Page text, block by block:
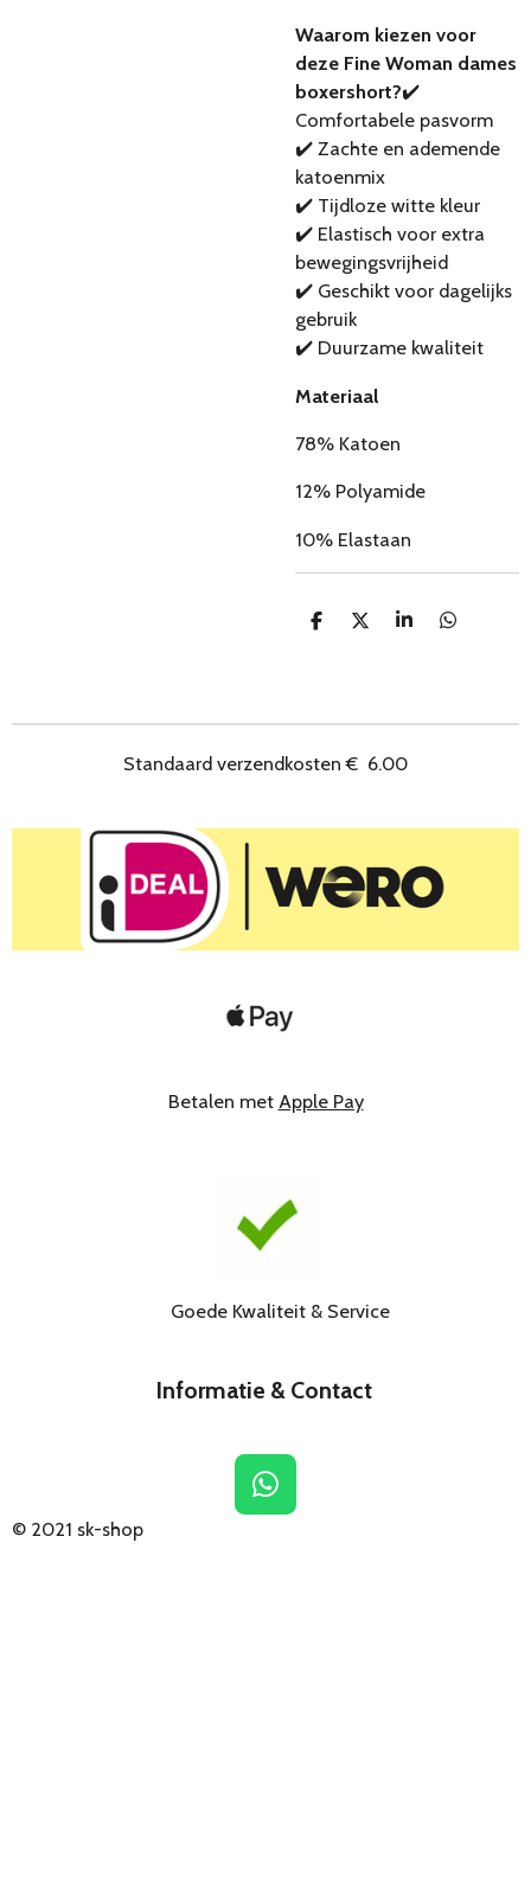
Waarom kiezen voor
deze Fine Woman dames
boxershort?✔️
Comfortabele pasvorm
✔️ Zachte en ademende
katoenmix
✔️ Tijdloze witte kleur
✔️ Elastisch voor extra
bewegingsvrijheid
✔️ Geschikt voor dagelijks
gebruik
✔️ Duurzame kwaliteit
Materiaal
78% Katoen
12% Polyamide
10% Elastaan
D
D
S
D
Standaard verzendkosten€ 6.00
Betalen met Apple Pay
Goede Kwaliteit & Service
Informatie & Contact
W
h
© 2021 sk-shop